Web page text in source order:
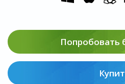
Попробовать